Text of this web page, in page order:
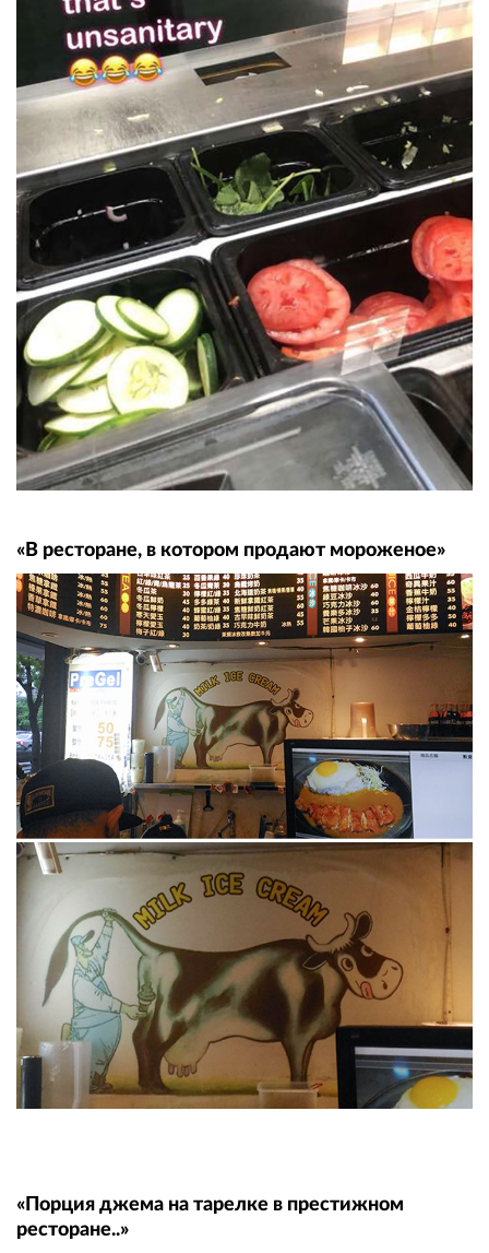
«В ресторане, в котором продают мороженое»
«Порция джема на тарелке в престижном
ресторане..»